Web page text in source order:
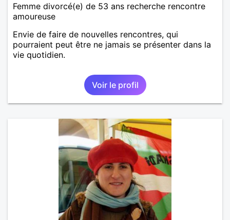
Femme divorcé(e) de 53 ans recherche rencontre
amoureuse
Envie de faire de nouvelles rencontres, qui
pourraient peut être ne jamais se présenter dans la
vie quotidien.
Voir le profil